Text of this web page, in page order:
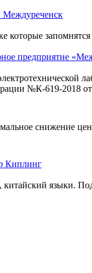
Междуреченск
которые
предприятие
№К-619-2018 от
снижение
Киплинг
китайский языки.